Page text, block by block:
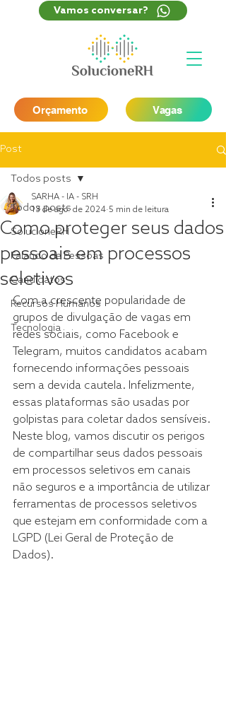
Orçamento Vagas
Vamos conversar?
Post
Todos posts
SolucioneRH
Falando de Pessoas
Candidatos
Recursos Humanos
Tecnologia
Todos posts
Como proteger seus dados
pessoais em processos
seletivos
SARHA - IA - SRH
13 de ago. de 2024 5 min de leitura
Com a crescente popularidade de
grupos de divulgação de vagas em
redes sociais, como Facebook e
Telegram, muitos candidatos acabam
fornecendo informações pessoais
sem a devida cautela. Infelizmente,
essas plataformas são usadas por
golpistas para coletar dados sensíveis.
Neste blog, vamos discutir os perigos
de compartilhar seus dados pessoais
em processos seletivos em canais
não seguros e a importância de utilizar
ferramentas de processos seletivos
que estejam em conformidade com a
LGPD (Lei Geral de Proteção de
Dados).